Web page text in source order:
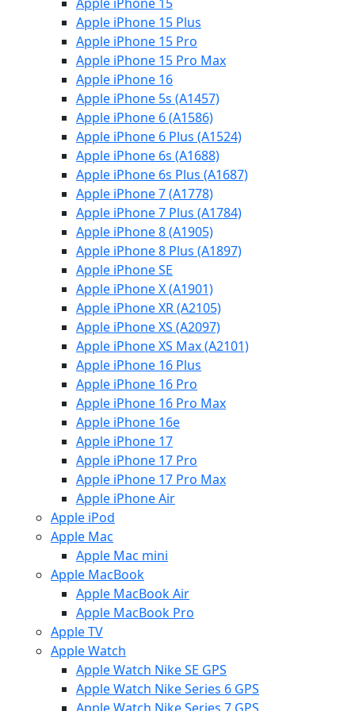
Apple iPhone 15 Plus
Apple iPhone 15 Pro
Apple iPhone 15 Pro Max
Apple iPhone 16
Apple iPhone 5s (A1457)
Apple iPhone 6 (A1586)
Apple iPhone 6 Plus (A1524)
Apple iPhone 6s (A1688)
Apple iPhone 6s Plus (A1687)
Apple iPhone 7 (A1778)
Apple iPhone 7 Plus (A1784)
Apple iPhone 8 (A1905)
Apple iPhone 8 Plus (A1897)
Apple iPhone SE
Apple iPhone X (A1901)
Apple iPhone XR (A2105)
Apple iPhone XS (A2097)
Apple iPhone XS Max (A2101)
Apple iPhone 16 Plus
Apple iPhone 16 Pro
Apple iPhone 16 Pro Max
Apple iPhone 16e
Apple iPhone 17
Apple iPhone 17 Pro
Apple iPhone 17 Pro Max
Apple iPhone Air
Apple iPod
Apple Mac
Apple Mac mini
Apple MacBook
Apple MacBook Air
Apple MacBook Pro
Apple TV
Apple Watch
Apple Watch Nike SE GPS
Apple Watch Nike Series 6 GPS